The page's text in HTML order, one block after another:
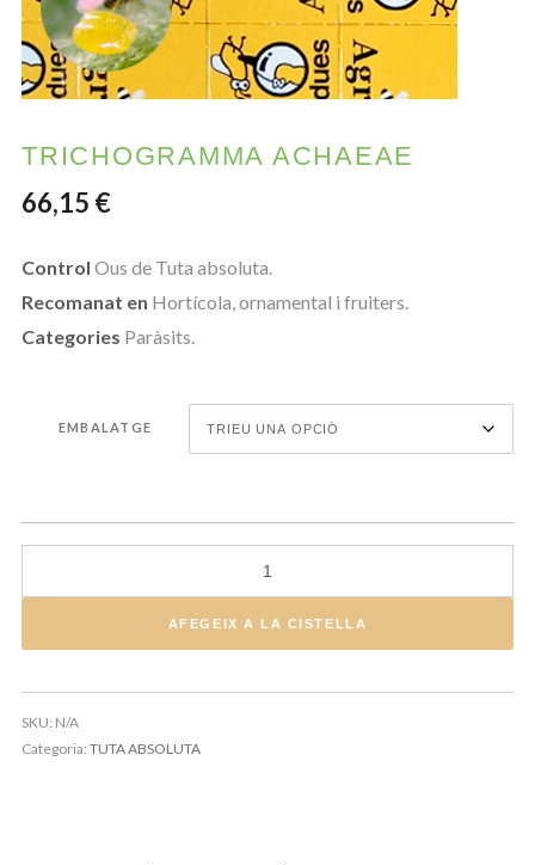
TRICHOGRAMMA ACHAEAE
66,15 €
Control Ous de Tuta absoluta.
Recomanat en Hortícola, ornamental i fruiters.
Categories Paràsits.
EMBALATGE
AFEGEIX A LA CISTELLA
SKU: N/A
Categoria: TUTA ABSOLUTA